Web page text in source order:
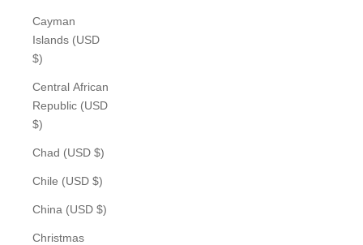
Cayman
Islands (USD
$)
Central African
Republic (USD
$)
Chad (USD $)
Chile (USD $)
China (USD $)
Christmas